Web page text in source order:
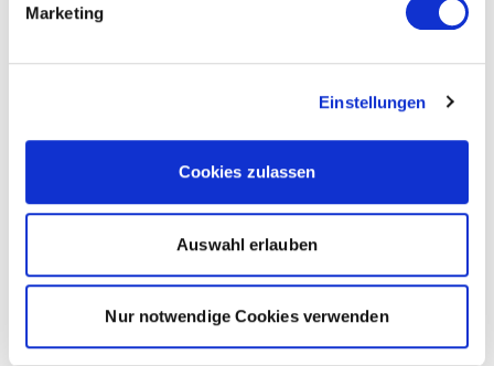
Marketing
Einstellungen
Cookies zulassen
Auswahl erlauben
Nur notwendige Cookies verwenden